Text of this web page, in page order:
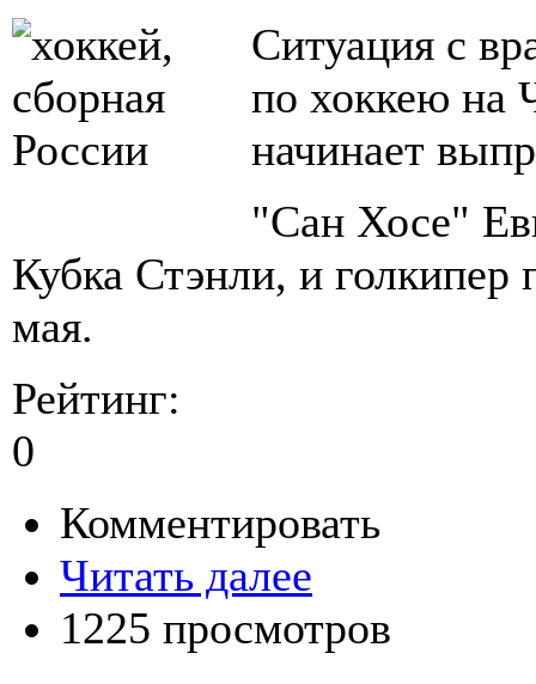
Ситуация с
по хоккею на
начинает
"Сан Хосе"
Кубка Стэнли, и голкипер
мая.
Рейтинг:
0
Комментировать
Читать далее
1225 просмотров